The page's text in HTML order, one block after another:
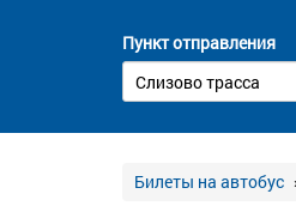
Пункт отправления
Билеты на автобус